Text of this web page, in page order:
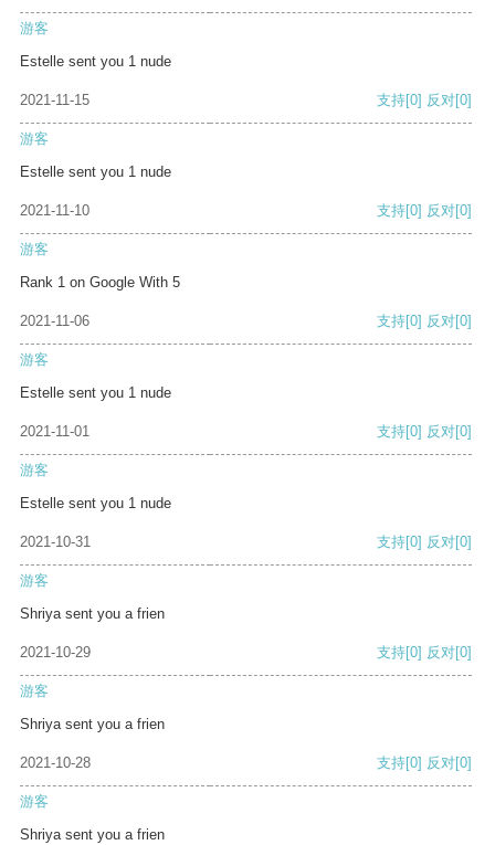
游客
Estelle sent you 1 nude
2021-11-15 支持[0] 反对[0]
游客
Estelle sent you 1 nude
2021-11-10 支持[0] 反对[0]
游客
Rank 1 on Google With 5
2021-11-06 支持[0] 反对[0]
游客
Estelle sent you 1 nude
2021-11-01 支持[0] 反对[0]
游客
Estelle sent you 1 nude
2021-10-31 支持[0] 反对[0]
游客
Shriya sent you a frien
2021-10-29 支持[0] 反对[0]
游客
Shriya sent you a frien
2021-10-28 支持[0] 反对[0]
游客
Shriya sent you a frien